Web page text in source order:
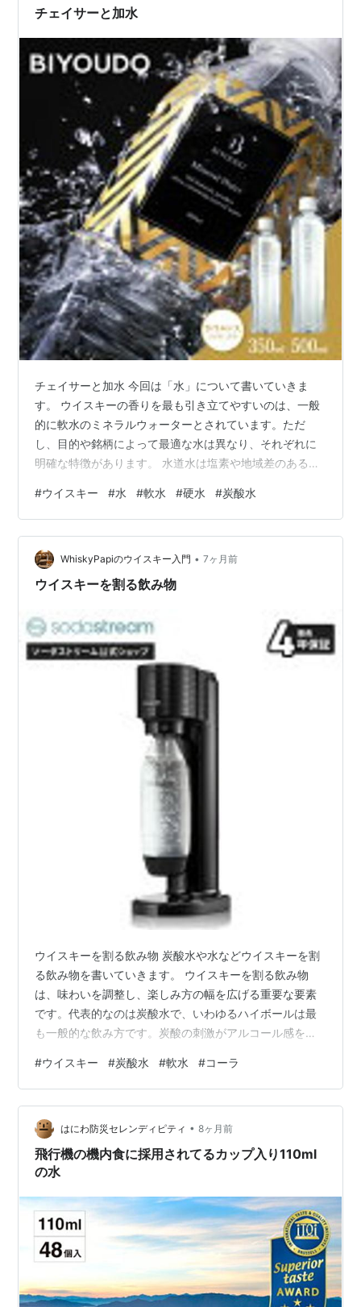
だった。そして「ナニも起こらなかったじゃね～…
チェイサーと加水
チェイサーと加水 今回は「水」について書いていきま
す。 ウイスキーの香りを最も引き立てやすいのは、一般
的に軟水のミネラルウォーターとされています。ただ
し、目的や銘柄によって最適な水は異なり、それぞれに
明確な特徴があります。 水道水は塩素や地域差のあるミ
トップノートを損なう可能性があります。十分に沸騰さ
せて塩素を飛ばせば使用可能ですが、香り重視には不向
きです。 軟水のミネラルウォーターはミネラル分が少な
く、ウイスキーの香味成分を邪魔しません。加水や水割
りにするとエステル香や甘みが開きやすく、最も香りを
#ウイスキー #水 #軟水 #硬水 #炭酸水
WhiskyPapiのウイスキー入門 • 7ヶ月前
ウイスキーを割る飲み物
ウイスキーを割る飲み物 炭酸水や水などウイスキーを割
る飲み物を書いていきます。 ウイスキーを割る飲み物
は、味わいを調整し、楽しみ方の幅を広げる重要な要素
です。代表的なのは炭酸水で、いわゆるハイボールは最
も一般的な飲み方です。炭酸の刺激がアルコール感を和
食事にも合わせやすくなります。 水割りは、ウイスキー
の香味を穏やかにし、甘みやコクを感じやすくする飲み
方です。特に軟水を使うことで口当たりが柔らかくな
り、日本人の味覚に合いやすいとされています。加水に
よって隠れていた香味が開く点も魅力です。 そのほか、
ジンジャーエールやコーラといった甘味飲料で割る…
#ウイスキー #炭酸水 #軟水 #コーラ
はにわ防災セレンディピティ • 8ヶ月前
飛行機の機内食に採用されてるカップ入り110ml
の水